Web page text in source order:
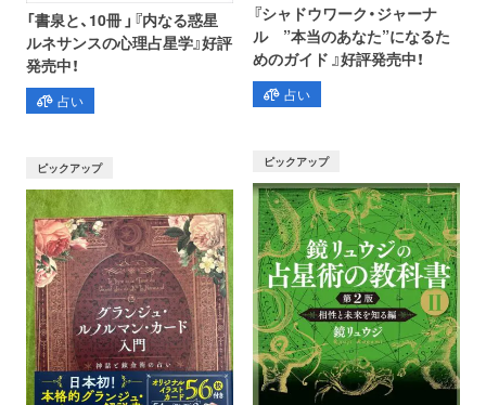
「書泉と、10冊 」『内なる惑星
ルネサンスの心理占星学』好評
発売中！
占い
『シャドウワーク・ジャーナ
ル ”本当のあなた”になるた
めのガイド 』好評発売中！
占い
ピックアップ ピックアップ